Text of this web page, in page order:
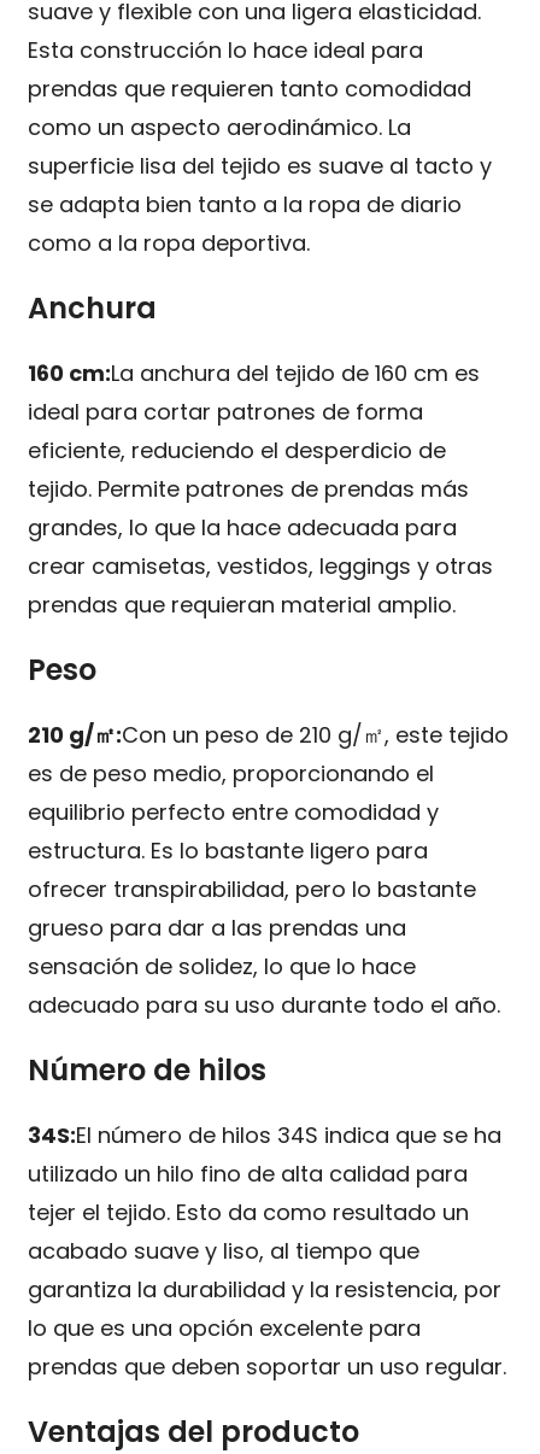
suave y flexible con una ligera elasticidad.
Esta construcción lo hace ideal para
prendas que requieren tanto comodidad
como un aspecto aerodinámico. La
superficie lisa del tejido es suave al tacto y
se adapta bien tanto a la ropa de diario
como a la ropa deportiva.
Anchura
160 cm:La anchura del tejido de 160 cm es
ideal para cortar patrones de forma
eficiente, reduciendo el desperdicio de
tejido. Permite patrones de prendas más
grandes, lo que la hace adecuada para
crear camisetas, vestidos, leggings y otras
prendas que requieran material amplio.
Peso
210 g/㎡:Con un peso de 210 g/㎡, este tejido
es de peso medio, proporcionando el
equilibrio perfecto entre comodidad y
estructura. Es lo bastante ligero para
ofrecer transpirabilidad, pero lo bastante
grueso para dar a las prendas una
sensación de solidez, lo que lo hace
adecuado para su uso durante todo el año.
Número de hilos
34S:El número de hilos 34S indica que se ha
utilizado un hilo fino de alta calidad para
tejer el tejido. Esto da como resultado un
acabado suave y liso, al tiempo que
garantiza la durabilidad y la resistencia, por
lo que es una opción excelente para
prendas que deben soportar un uso regular.
Ventajas del producto